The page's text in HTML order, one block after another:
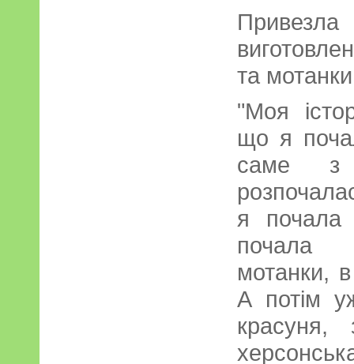
та
"Моя
що я
саме з
я почала
почала
мотанки,
А потім